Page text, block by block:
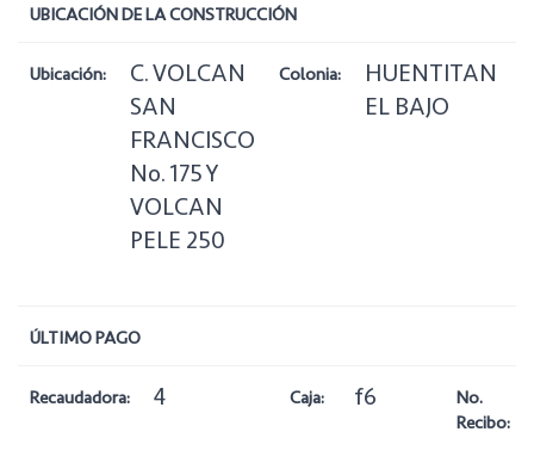
UBICACIÓN DE LA CONSTRUCCIÓN
Ubicación:
C. VOLCAN
SAN
FRANCISCO
No. 175 Y
VOLCAN
PELE 250
Colonia:
HUENTITAN
EL BAJO
ÚLTIMO PAGO
Recaudadora: 4 Caja: f6
No.
Recibo: